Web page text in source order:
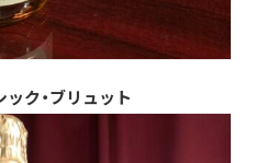
ック・ブリュット